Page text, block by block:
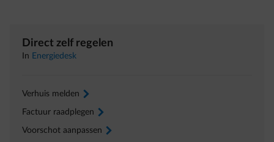
Direct zelf regelen
In Energiedesk
Verhuis melden arrow-right
Factuur raadplegen arrow-right
Voorschot aanpassen arrow-right